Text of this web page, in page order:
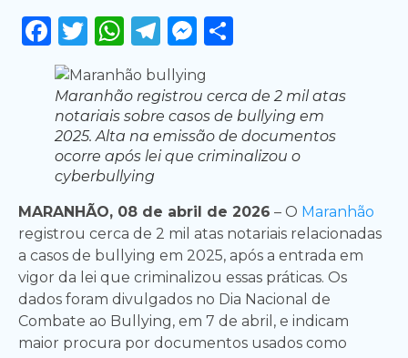
Facebook
Twitter
WhatsApp
Telegram
Messenger
Maranhão registrou cerca de 2 mil atas
notariais sobre casos de bullying em
2025. Alta na emissão de documentos
ocorre após lei que criminalizou o
cyberbullying
MARANHÃO, 08 de abril de 2026 – O Maranhão
registrou cerca de 2 mil atas notariais relacionadas
a casos de bullying em 2025, após a entrada em
vigor da lei que criminalizou essas práticas. Os
dados foram divulgados no Dia Nacional de
Combate ao Bullying, em 7 de abril, e indicam
maior procura por documentos usados como